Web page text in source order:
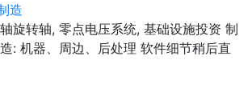
造
旋转轴, 零点电压系统, 基础设施投资 制
: 机器、周边、后处理 软件细节稍后直